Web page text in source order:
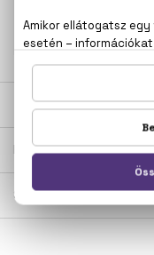
20 267 5125
ÉRTÉKELÉSEK (0)
SZÁLLÍTÁS